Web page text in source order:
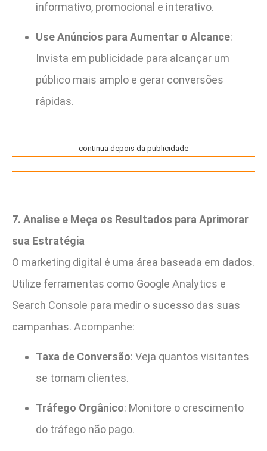
informativo, promocional e interativo.
Use Anúncios para Aumentar o Alcance:
Invista em publicidade para alcançar um
público mais amplo e gerar conversões
rápidas.
continua depois da publicidade
7. Analise e Meça os Resultados para Aprimorar
sua Estratégia
O marketing digital é uma área baseada em dados.
Utilize ferramentas como Google Analytics e
Search Console para medir o sucesso das suas
campanhas. Acompanhe:
Taxa de Conversão: Veja quantos visitantes
se tornam clientes.
Tráfego Orgânico: Monitore o crescimento
do tráfego não pago.